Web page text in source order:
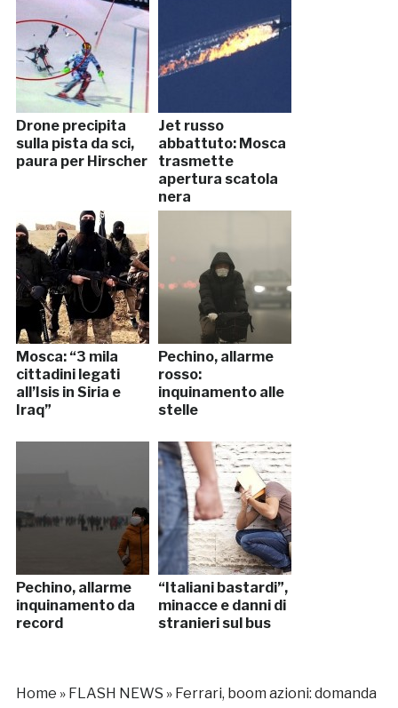
Drone precipita
sulla pista da sci,
paura per Hirscher
Jet russo
abbattuto: Mosca
trasmette
apertura scatola
nera
Mosca: “3 mila
cittadini legati
all’Isis in Siria e
Iraq”
Pechino, allarme
rosso:
inquinamento alle
stelle
Pechino, allarme
inquinamento da
record
“Italiani bastardi”,
minacce e danni di
stranieri sul bus
Home » FLASH NEWS » Ferrari, boom azioni: domanda